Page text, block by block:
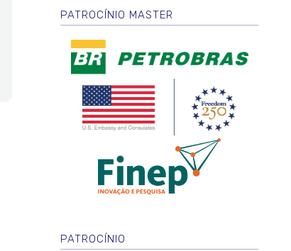
PATROCÍNIO MASTER
PATROCÍNIO